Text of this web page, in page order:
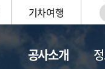
기차여행
공사소개